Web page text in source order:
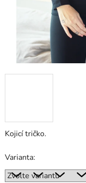
Kojicí tričko.
Varianta: